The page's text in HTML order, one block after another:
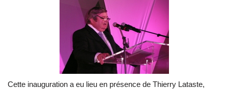
Cette inauguration a eu lieu en présence de Thierry Lataste,